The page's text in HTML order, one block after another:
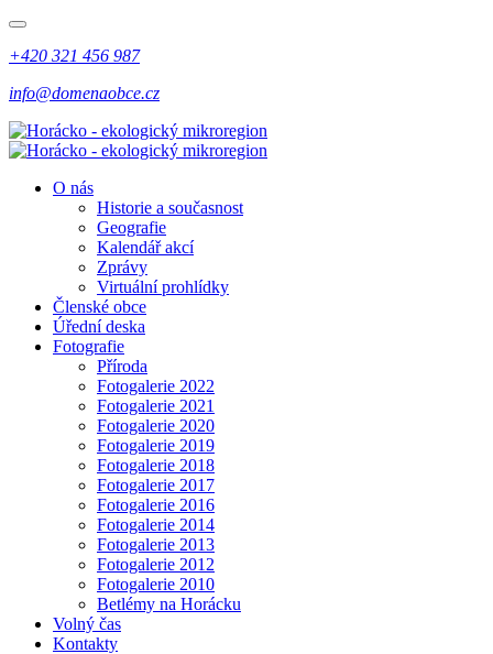
+420 321 456 987
info@domenaobce.cz
O nás
Historie a současnost
Geografie
Kalendář akcí
Zprávy
Virtuální prohlídky
Členské obce
Úřední deska
Fotografie
Příroda
Fotogalerie 2022
Fotogalerie 2021
Fotogalerie 2020
Fotogalerie 2019
Fotogalerie 2018
Fotogalerie 2017
Fotogalerie 2016
Fotogalerie 2014
Fotogalerie 2013
Fotogalerie 2012
Fotogalerie 2010
Betlémy na Horácku
Volný čas
Kontakty